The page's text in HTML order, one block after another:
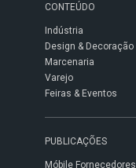
CONTEÚDO
Indústria
Design & Decoração
Marcenaria
Varejo
Feiras & Eventos
PUBLICAÇÕES
Móbile Fornecedores